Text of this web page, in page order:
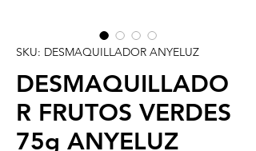
SKU: DESMAQUILLADOR ANYELUZ
DESMAQUILLADO
R FRUTOS VERDES
75g ANYELUZ